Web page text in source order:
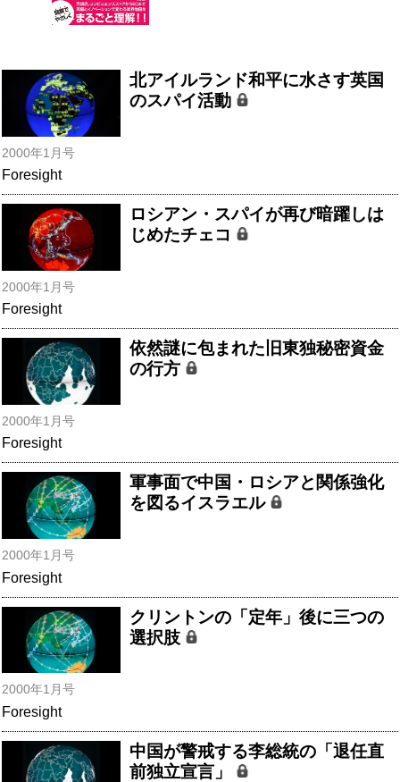
北アイルランド和平に水さす英国
のスパイ活動
2000年1月号
Foresight
ロシアン・スパイが再び暗躍しは
じめたチェコ
2000年1月号
Foresight
依然謎に包まれた旧東独秘密資金
の行方
2000年1月号
Foresight
軍事面で中国・ロシアと関係強化
を図るイスラエル
2000年1月号
Foresight
クリントンの「定年」後に三つの
選択肢
2000年1月号
Foresight
中国が警戒する李総統の「退任直
前独立宣言」